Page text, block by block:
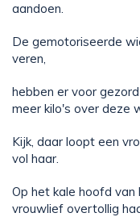
aandoen.
De gemotoriseerde
veren,
hebben er voor
meer kilo's over deze
Kijk, daar loopt een
vol haar.
Op het kale hoofd
vrouwlief overtollig